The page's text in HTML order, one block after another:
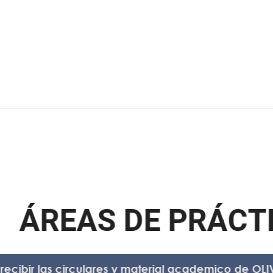
REAS DE PRÁCTIC
las circulares y material academico de OLIVARES.